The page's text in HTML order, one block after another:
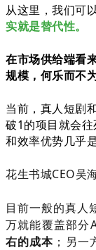
从这里，我们可
实就是替代性。
在市场供给端看
规模，何乐而不
当前，真人短剧
破1的项目就会
和效率优势几乎
花生书城CEO吴
目前一般的真人
万就能覆盖部分
右的成本 ；另